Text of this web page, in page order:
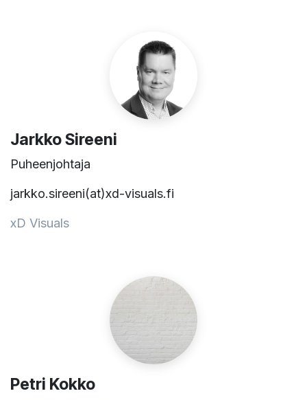
Jarkko Sireeni
Puheenjohtaja
jarkko.sireeni(at)xd-visuals.fi
xD Visuals
Petri Kokko